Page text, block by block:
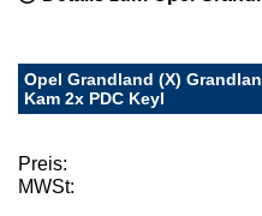
Opel Grandland (X)
Kam 2x PDC Keyl
Preis:
MWSt: